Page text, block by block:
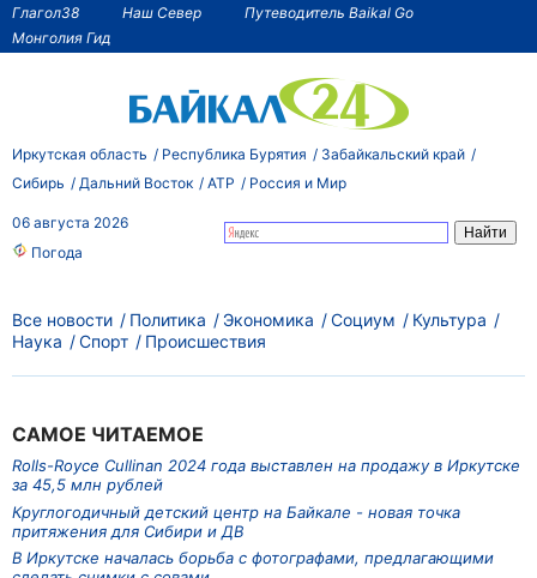
Глагол38 Наш Север
Путеводитель Baikal Go
Монголия Гид
Иркутская область Республика Бурятия
Забайкальский край
Сибирь
Дальний Восток АТР Россия и Мир
06 августа 2026
Погода
САМОЕ ЧИТАЕМОЕ
Rolls-Royce Cullinan 2024 года выставлен на продажу в Иркутске
за 45,5 млн рублей
Круглогодичный детский центр на Байкале - новая точка
притяжения для Сибири и ДВ
В Иркутске началась борьба с фотографами, предлагающими
Все новости Политика Экономика Социум
Культура
Наука
Спорт Происшествия